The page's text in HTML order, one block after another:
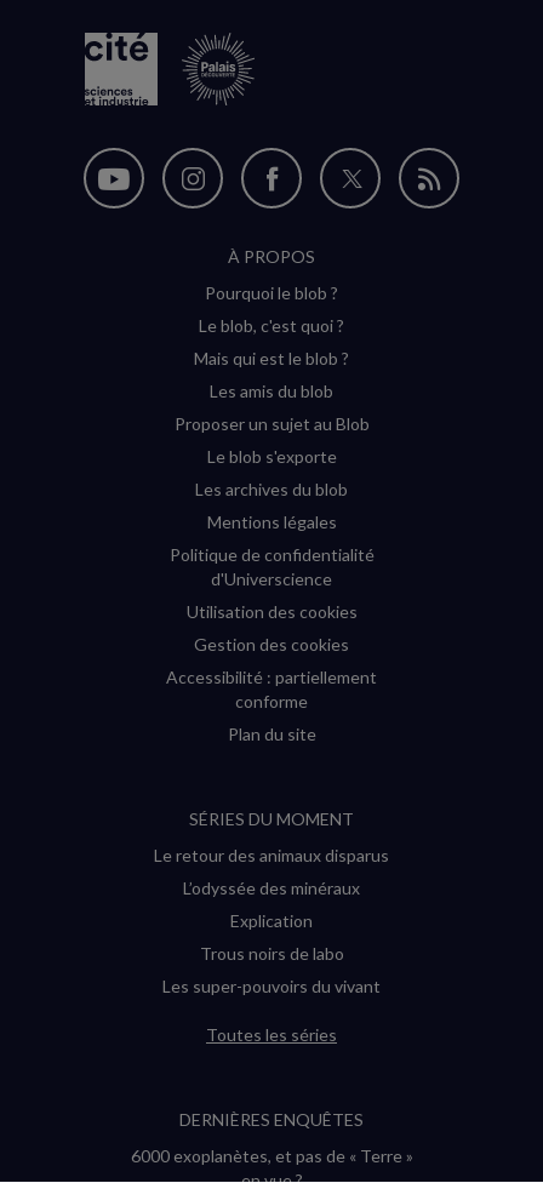
Nous
Nous
Instagram
(nouvelle
Nous
sur
Facebook
(nouvelle
Nous
Flux
À PROPOS
Pourquoi le blob ?
Le blob, c'est quoi ?
Mais qui est le blob ?
Les amis du blob
Proposer un sujet au Blob
Le blob s'exporte
Les archives du blob
Mentions légales
Politique de confidentialité
d'Universcience
Utilisation des cookies
Gestion des cookies
Accessibilité : partiellement
conforme
Plan du site
SÉRIES DU MOMENT
Le retour des animaux disparus
L’odyssée des minéraux
Explication
Trous noirs de labo
Les super-pouvoirs du vivant
Toutes les séries
DERNIÈRES ENQUÊTES
6000 exoplanètes, et pas de « Terre »